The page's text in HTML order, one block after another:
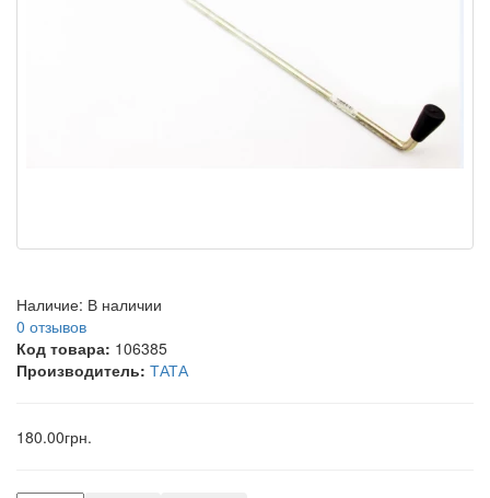
Наличие: В наличии
0 отзывов
Код товара: 106385
Производитель: ТАТА
180.00грн.